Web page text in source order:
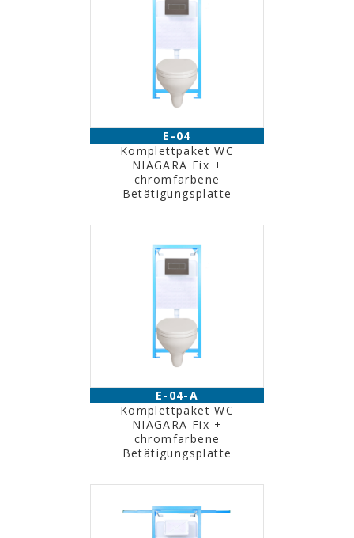
E-04
Komplettpaket WC
NIAGARA Fix +
chromfarbene
Betätigungsplatte
E-04-A
Komplettpaket WC
NIAGARA Fix +
chromfarbene
Betätigungsplatte